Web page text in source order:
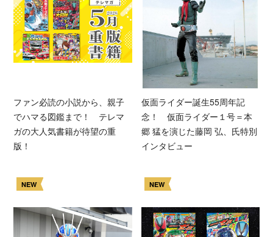
ファン必読の小説から、親子
でハマる図鑑まで！ テレマ
ガの大人気書籍が待望の重
版！
仮面ライダー誕生55周年記
念！ 仮面ライダー１号＝本
郷 猛を演じた藤岡 弘、氏特別
インタビュー
NEW NEW